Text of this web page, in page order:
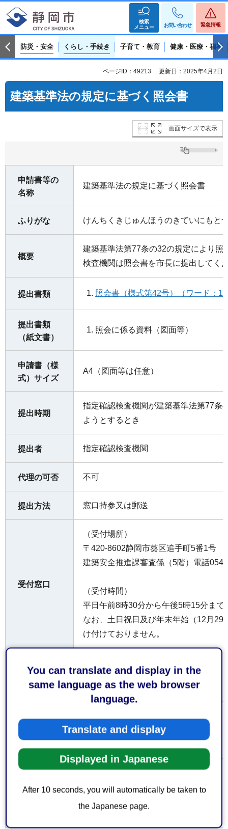
You can translate and display in the
same language as the web browser
language.
Translate and display
Displayed in Japanese
After 10 seconds, you will automatically be taken to
the Japanese page.
検索
メニュー
お問い合わせ 緊急情報
防災・安全 くらし・手続き 子育て・教育 健康・医療・福祉
ページID：49213 更新日：2025年4月2日
建築基準法の規定に基づく照会書
画面サイズで表示
申請書等の
名称
建築基準法の規定に基づく照会書
ふりがな けんちくきじゅんほうのきていにもと
概要
建築基準法第77条の32の規定により照
検査機関は照会書を市長に提出してく
提出書類 照会書（様式第42号）（ワード：
提出書類
（紙文書）
照会に係る資料（図面等）
申請書（様
式）サイズ
A4（図面等は任意）
提出時期
指定確認検査機関が建築基準法第77条
ようとするとき
提出者 指定確認検査機関
代理の可否 不可
提出方法 窓口持参又は郵送
受付窓口
（受付場所）
〒420-8602静岡市葵区追手町5番1号
建築安全推進課審査係（5階）電話
（受付時間）
平日午前8時30分から午後5時15分まで
なお、土日祝日及び年末年始（12月29
け付けておりません。
いただくも
なし
なし
都市・建築・土木